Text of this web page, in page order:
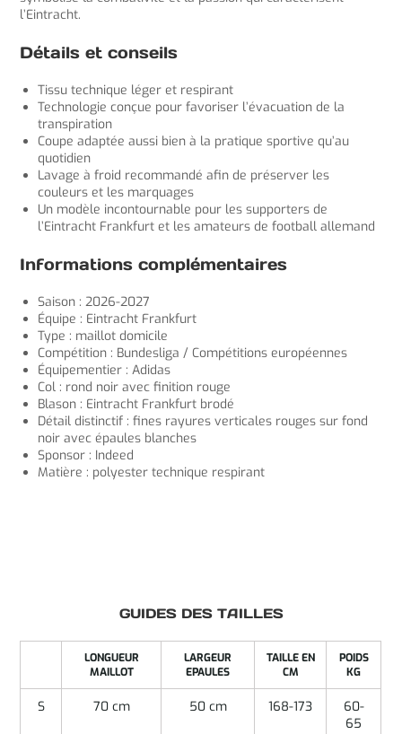
l’Eintracht.
Détails et conseils
Tissu technique léger et respirant
Technologie conçue pour favoriser l’évacuation de la
transpiration
Coupe adaptée aussi bien à la pratique sportive qu’au
quotidien
Lavage à froid recommandé afin de préserver les
couleurs et les marquages
Un modèle incontournable pour les supporters de
l’Eintracht Frankfurt et les amateurs de football allemand
Informations complémentaires
Saison : 2026-2027
Équipe : Eintracht Frankfurt
Type : maillot domicile
Compétition : Bundesliga / Compétitions européennes
Équipementier : Adidas
Col : rond noir avec finition rouge
Blason : Eintracht Frankfurt brodé
Détail distinctif : fines rayures verticales rouges sur fond
noir avec épaules blanches
Sponsor : Indeed
Matière : polyester technique respirant
GUIDES DES TAILLES
LONGUEUR
MAILLOT
LARGEUR
EPAULES
TAILLE EN
CM
POIDS
KG
S 70 cm 50 cm 168-173
60-
65